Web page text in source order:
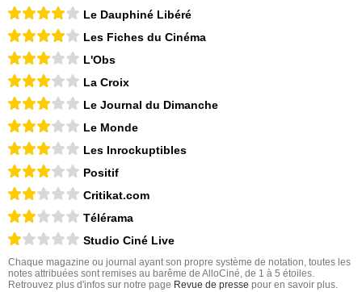
Le Dauphiné Libéré
Les Fiches du Cinéma
L'Obs
La Croix
Le Journal du Dimanche
Le Monde
Les Inrockuptibles
Positif
Critikat.com
Télérama
Studio Ciné Live
Chaque magazine ou journal ayant son propre système de notation, toutes les
notes attribuées sont remises au barême de AlloCiné, de 1 à 5 étoiles.
Retrouvez plus d'infos sur notre page Revue de presse pour en savoir plus.